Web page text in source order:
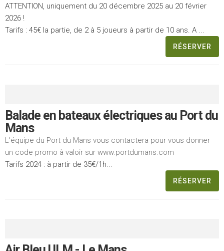
ATTENTION, uniquement du 20 décembre 2025 au 20 février
2026 !
Tarifs : 45€ la partie, de 2 à 5 joueurs à partir de 10 ans. A ...
RÉSERVER
Balade en bateaux électriques au Port du
Mans
L'équipe du Port du Mans vous contactera pour vous donner
un code promo à valoir sur www.portdumans.com
Tarifs 2024 : à partir de 35€/1h...
RÉSERVER